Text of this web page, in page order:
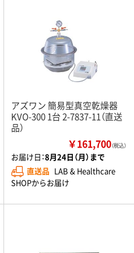
アズワン 簡易型真空乾燥器
KVO-300 1台 2-7837-11（直送
品）
￥161,700（税込）
お届け日：8月24日（月）まで
直送品 LAB & Healthcare
SHOPからお届け